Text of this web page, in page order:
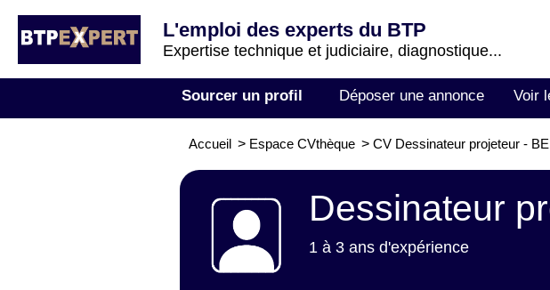
L'emploi des experts du BTP
Expertise technique et judiciaire, diagnostique...
Sourcer un profil Déposer une annonce Voir
Accueil > Espace CVthèque > CV Dessinateur projeteur -
Dessinateur
1 à 3 ans d'expérience